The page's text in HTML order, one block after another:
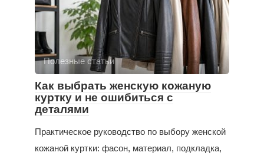
Полезные статьи
Как выбрать женскую кожаную
куртку и не ошибиться с
деталями
Практическое руководство по выбору женской
кожаной куртки: фасон, материал, подкладка,